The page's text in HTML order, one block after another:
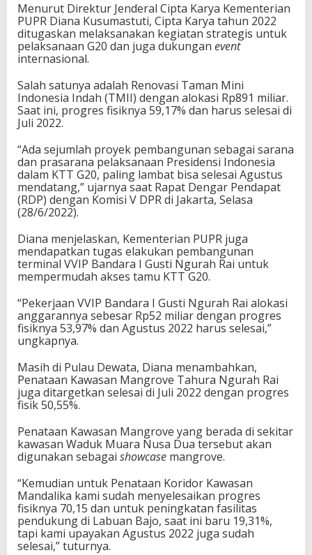
Menurut Direktur Jenderal Cipta Karya Kementerian
PUPR Diana Kusumastuti, Cipta Karya tahun 2022
ditugaskan melaksanakan kegiatan strategis untuk
pelaksanaan G20 dan juga dukungan event
internasional.
Salah satunya adalah Renovasi Taman Mini
Indonesia Indah (TMII) dengan alokasi Rp891 miliar.
Saat ini, progres fisiknya 59,17% dan harus selesai di
Juli 2022.
“Ada sejumlah proyek pembangunan sebagai sarana
dan prasarana pelaksanaan Presidensi Indonesia
dalam KTT G20, paling lambat bisa selesai Agustus
mendatang,” ujarnya saat Rapat Dengar Pendapat
(RDP) dengan Komisi V DPR di Jakarta, Selasa
(28/6/2022).
Diana menjelaskan, Kementerian PUPR juga
mendapatkan tugas elakukan pembangunan
terminal VVIP Bandara I Gusti Ngurah Rai untuk
mempermudah akses tamu KTT G20.
“Pekerjaan VVIP Bandara I Gusti Ngurah Rai alokasi
anggarannya sebesar Rp52 miliar dengan progres
fisiknya 53,97% dan Agustus 2022 harus selesai,”
ungkapnya.
Masih di Pulau Dewata, Diana menambahkan,
Penataan Kawasan Mangrove Tahura Ngurah Rai
juga ditargetkan selesai di Juli 2022 dengan progres
fisik 50,55%.
Penataan Kawasan Mangrove yang berada di sekitar
kawasan Waduk Muara Nusa Dua tersebut akan
digunakan sebagai showcase mangrove.
“Kemudian untuk Penataan Koridor Kawasan
Mandalika kami sudah menyelesaikan progres
fisiknya 70,15 dan untuk peningkatan fasilitas
pendukung di Labuan Bajo, saat ini baru 19,31%,
tapi kami upayakan Agustus 2022 juga sudah
selesai,” tuturnya.